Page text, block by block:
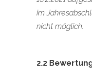
im
nicht möglich.
2.2